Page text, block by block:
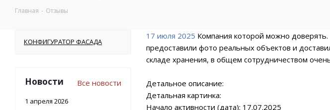
Главная - Отзывы
17 июля 2025 Компания которой можно доверять.
предоставили фото реальных объектов и
складе хранения, в общем сотрудничеством
Детальное описание:
Детальная картинка:
Начало активности (дата): 17.07.2025
КОНФИГУРАТОР ФАСАДА
Новости Все новости
1 апреля 2026